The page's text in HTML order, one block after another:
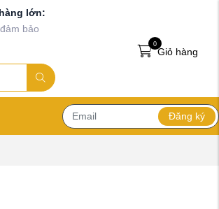
lớn:
bảo
Giỏ hàng
0
Đăng ký